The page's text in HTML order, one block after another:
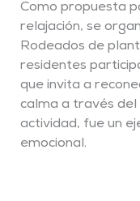
Como propuesta
relajación, se
Rodeados de
residentes
que invita a
calma a través del
actividad, fue un
emocional.